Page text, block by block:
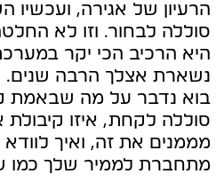
הרעיון של אגירה, ועכשיו
סוללה לבחור. וזו לא
היא הרכיב הכי יקר
נשארת אצלך הרבה שנים.
בוא נדבר על מה שבאמת
סוללה לקחת, איזו קיבולת
מממנים את זה, ואיך
מתחברת לממיר שלך כמו